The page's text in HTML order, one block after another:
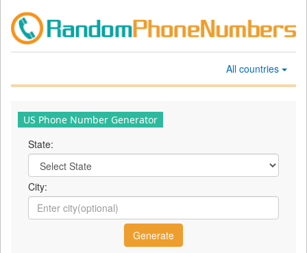
All countries
US Phone Number Generator
State:
City: